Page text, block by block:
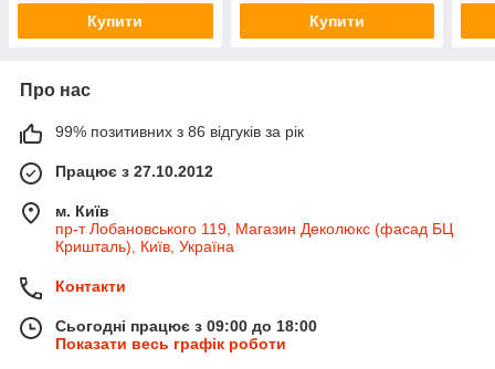
Купити Купити
Про нас
99% позитивних з 86 відгуків за рік
Працює з 27.10.2012
м. Київ
пр-т Лобановського 119, Магазин Деколюкс (фасад БЦ
Кришталь), Київ, Україна
Контакти
Сьогодні працює з 09:00 до 18:00
Показати весь графік роботи